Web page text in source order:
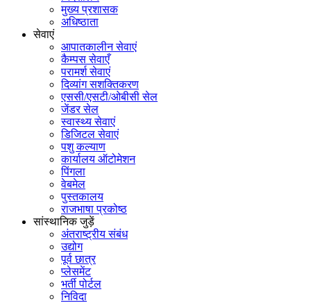
मुख्य प्रशासक
अधिष्ठाता
सेवाएं
आपातकालीन सेवाएं
कैम्पस सेवाएँ
परामर्श सेवाएं
दिव्यांग सशक्तिकरण
एससी/एसटी/ओबीसी सेल
जेंडर सेल
स्वास्थ्य सेवाएं
डिजिटल सेवाएं
पशु कल्याण
कार्यालय ऑटोमेशन
पिंगला
वेबमेल
पुस्तकालय
राजभाषा प्रकोष्ठ
सांस्थानिक जुड़ें
अंतराष्ट्रीय संबंध
उद्योग
पूर्व छात्र
प्लेसमेंट
भर्ती पोर्टल
निविदा